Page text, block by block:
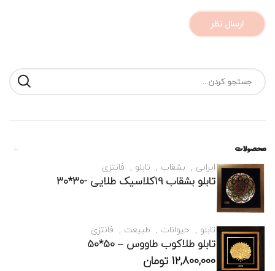
محصولات
ایرانی بشقاب تابلو فانتزی
تابلو بشقاب 19کلاسیک طلایی -30*30
تابلو حیوانات طبیعت فانتزی
تابلو طلاکوب طاووس – 50*50
12,800,000تومان